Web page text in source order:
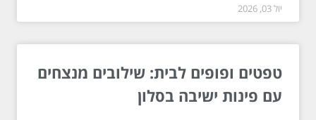
יול 03, 2026
טפטים ופופים לבית: שילובים מנצחים
עם פינות ישיבה בסלון